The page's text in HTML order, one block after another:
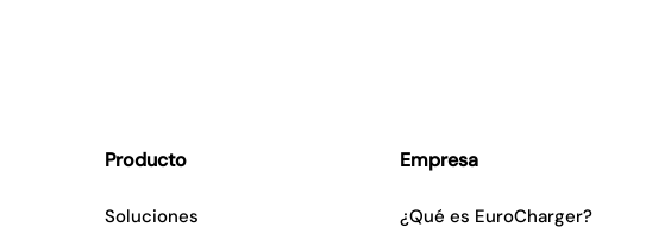
Producto
Soluciones
Empresa
¿Qué es EuroCharger?